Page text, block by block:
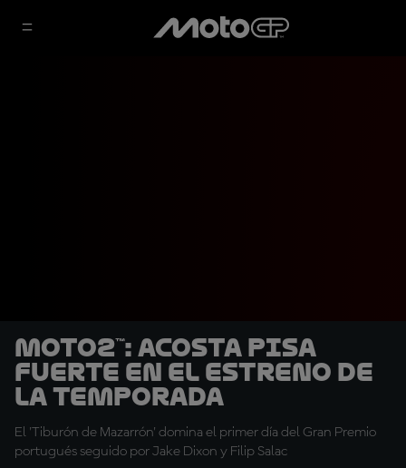
Moto2™: Acosta pisa
fuerte en el estreno de
la temporada
El 'Tiburón de Mazarrón' domina el primer día del Gran Premio
portugués seguido por Jake Dixon y Filip Salac